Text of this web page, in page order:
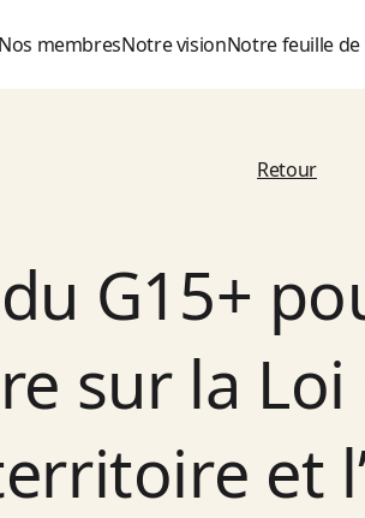
Nos membresNotre visionNotre feuille
Retour
G15+
sur la
et